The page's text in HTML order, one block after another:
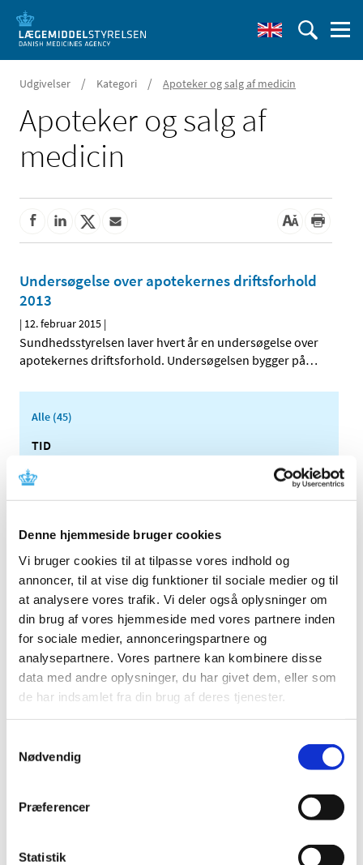
Denne hjemmeside bruger cookies
Vi bruger cookies til at tilpasse vores indhold og
annoncer, til at vise dig funktioner til sociale medier og til
at analysere vores trafik. Vi deler også oplysninger om
din brug af vores hjemmeside med vores partnere inden
for sociale medier, annonceringspartnere og
analysepartnere. Vores partnere kan kombinere disse
data med andre oplysninger, du har givet dem, eller som
de har indsamlet fra din brug af deres tjenester.
Nødvendig
Præferencer
Statistik
Udgivelser / Kategori / Apoteker og salg af medicin
Apoteker og salg af
medicin
Undersøgelse over apotekernes driftsforhold
2013
| 12. februar 2015 |
Sundhedsstyrelsen laver hvert år en undersøgelse over
apotekernes driftsforhold. Undersøgelsen bygger på…
Alle (45)
TID
2021 (2)
2020 (1)
2019 (2)
2018 (3)
2017 (5)
2016 (2)
2015 (1)
februar (1)
2014 (1)
2012 (2)
2010 (1)
2008 (1)